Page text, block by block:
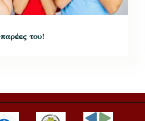
του!